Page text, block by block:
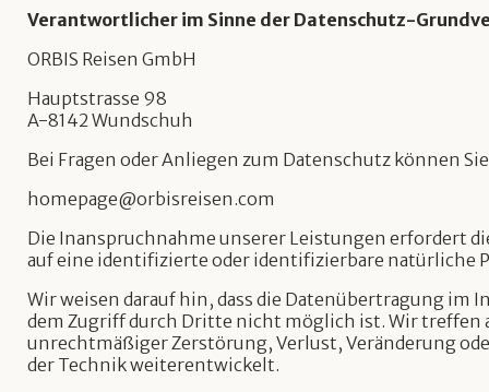
Verantwortlicher im Sinne der Datenschutz-
ORBIS Reisen GmbH
Hauptstrasse 98
A-8142 Wundschuh
Bei Fragen oder Anliegen zum Datenschutz können
homepage@orbisreisen.com
Die Inanspruchnahme unserer Leistungen erfordert
auf eine identifizierte oder identifizierbare natürliche
Wir weisen darauf hin, dass die Datenübertragung im
dem Zugriff durch Dritte nicht möglich ist. Wir treffen
unrechtmäßiger Zerstörung, Verlust, Veränderung
der Technik weiterentwickelt.